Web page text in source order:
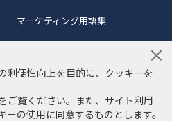
マーケティング用語集
集ポリシー
サイトマップ
個人情報保護方針
利便性向上を目的に、クッキーを
ご覧ください。また、サイト利用
の使用に同意するものとします。